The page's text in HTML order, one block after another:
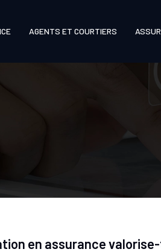
AGENTS ET COURTIERS
en assurance